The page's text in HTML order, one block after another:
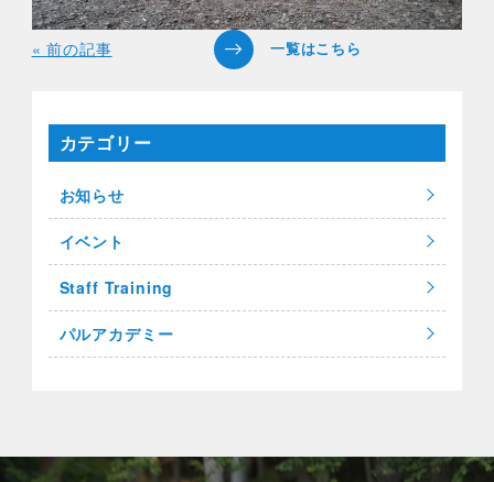
« 前の記事
カテゴリー
お知らせ
イベント
Staff Training
パルアカデミー